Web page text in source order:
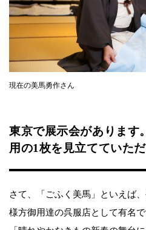
現在の美馬勇作さん
東京で展示会があります
用の1枚を見立てていただ
さて、「ごふく美馬」といえば
様方御用達の呉服店として有名